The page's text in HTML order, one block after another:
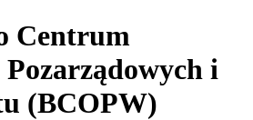
Centrum
i
(BCOPW)